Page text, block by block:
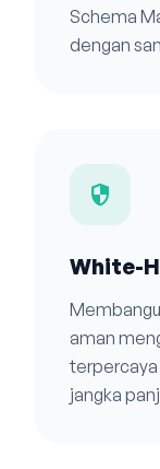
Schema
dengan
security
White-
aman
terpercaya
jangka